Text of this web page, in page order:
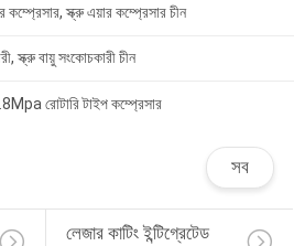
স্ক্রু এয়ার কম্প্রেসার চীন
স্ক্রু বায়ু সংকোচকারী চীন
রোটারি টাইপ কম্প্রেসার
সব
লেজার কাটিং ইন্টিগ্রেটেড